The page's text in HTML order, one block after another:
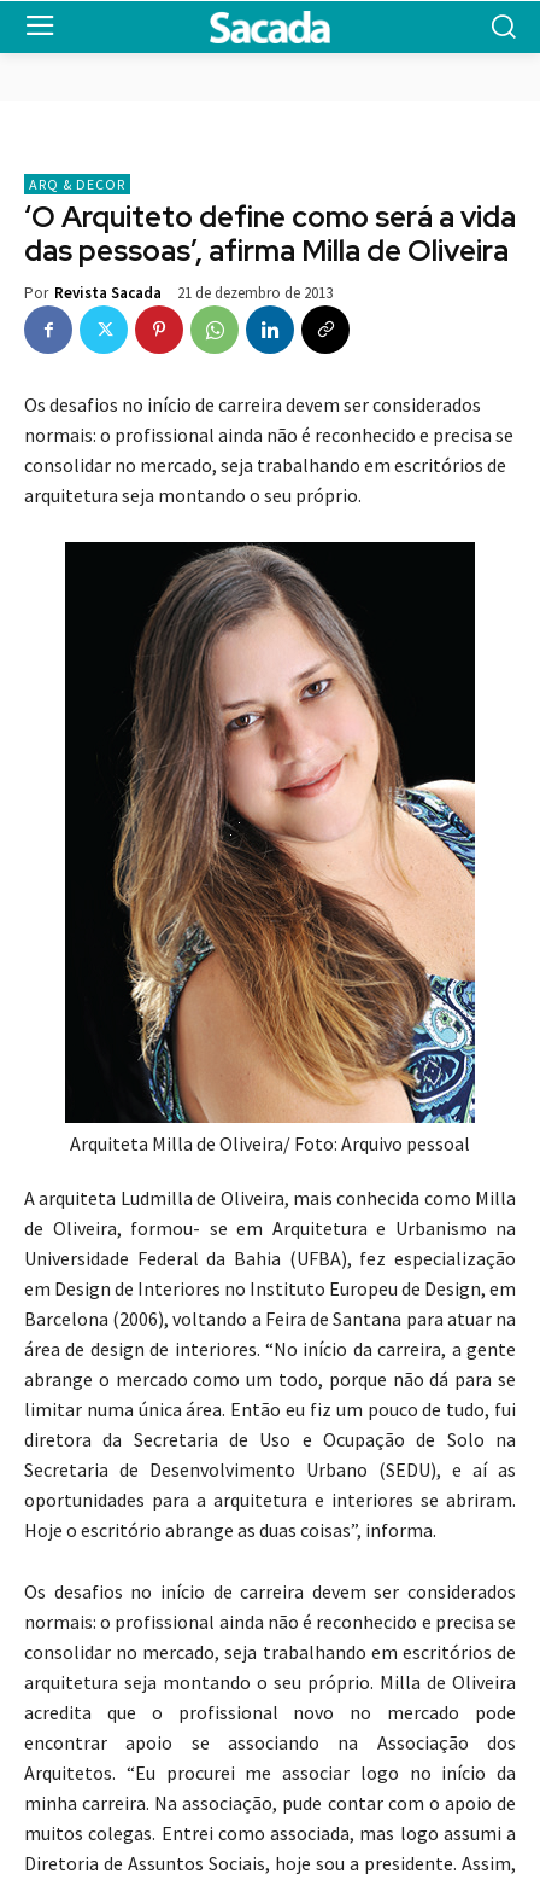
ARQ & DECOR
‘O Arquiteto define como será a vida
das pessoas’, afirma Milla de Oliveira
Por Revista Sacada 21 de dezembro de 2013
Os desafios no início de carreira devem ser considerados
normais: o profissional ainda não é reconhecido e precisa se
consolidar no mercado, seja trabalhando em escritórios de
arquitetura seja montando o seu próprio.
Arquiteta Milla de Oliveira/ Foto: Arquivo pessoal
A arquiteta Ludmilla de Oliveira, mais conhecida como Milla
de Oliveira, formou- se em Arquitetura e Urbanismo na
Universidade Federal da Bahia (UFBA), fez especialização
em Design de Interiores no Instituto Europeu de Design, em
Barcelona (2006), voltando a Feira de Santana para atuar na
área de design de interiores. “No início da carreira, a gente
abrange o mercado como um todo, porque não dá para se
limitar numa única área. Então eu fiz um pouco de tudo, fui
diretora da Secretaria de Uso e Ocupação de Solo na
Secretaria de Desenvolvimento Urbano (SEDU), e aí as
oportunidades para a arquitetura e interiores se abriram.
Hoje o escritório abrange as duas coisas”, informa.
Os desafios no início de carreira devem ser considerados
normais: o profissional ainda não é reconhecido e precisa se
consolidar no mercado, seja trabalhando em escritórios de
arquitetura seja montando o seu próprio. Milla de Oliveira
acredita que o profissional novo no mercado pode
encontrar apoio se associando na Associação dos
Arquitetos. “Eu procurei me associar logo no início da
minha carreira. Na associação, pude contar com o apoio de
muitos colegas. Entrei como associada, mas logo assumi a
Diretoria de Assuntos Sociais, hoje sou a presidente. Assim,